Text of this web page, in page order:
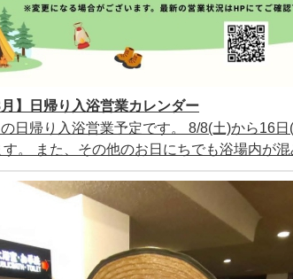
月】日帰り入浴営業カレンダー
日帰り入浴営業予定です。 8/8(土)から16
。 また、その他のお日にちでも浴場内が